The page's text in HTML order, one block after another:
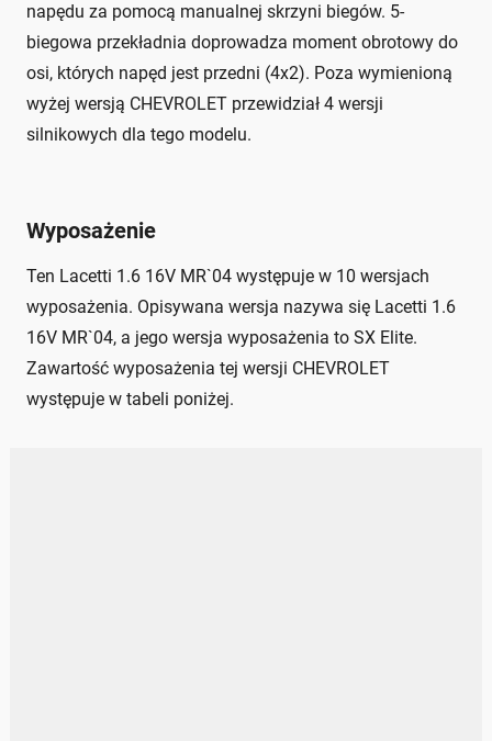
napędu za pomocą manualnej skrzyni biegów. 5-
biegowa przekładnia doprowadza moment obrotowy do
osi, których napęd jest przedni (4x2). Poza wymienioną
wyżej wersją CHEVROLET przewidział 4 wersji
silnikowych dla tego modelu.
Wyposażenie
Ten Lacetti 1.6 16V MR`04 występuje w 10 wersjach
wyposażenia. Opisywana wersja nazywa się Lacetti 1.6
16V MR`04, a jego wersja wyposażenia to SX Elite.
Zawartość wyposażenia tej wersji CHEVROLET
występuje w tabeli poniżej.